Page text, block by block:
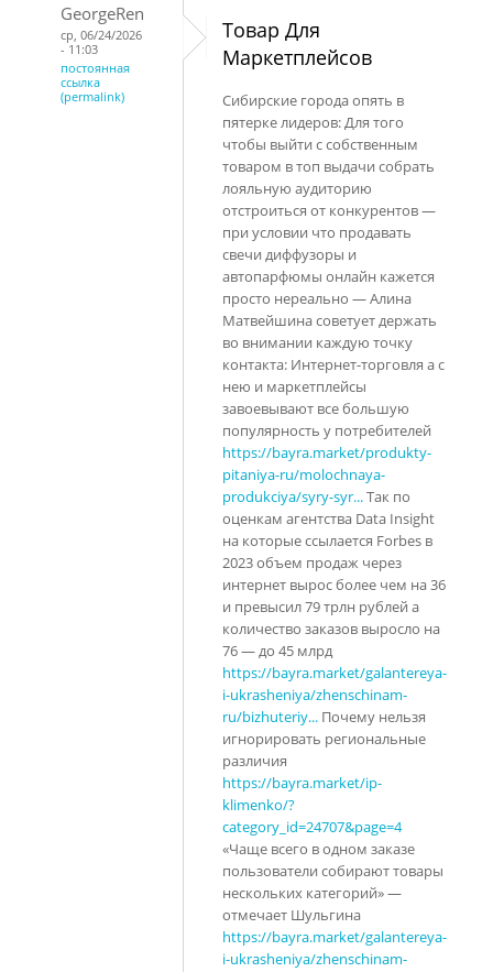
GeorgeRen
ср, 06/24/2026
- 11:03
постоянная
ссылка
(permalink)
Товар Для
Маркетплейсов
Сибирские города опять в
пятерке лидеров: Для того
чтобы выйти с собственным
товаром в топ выдачи собрать
лояльную аудиторию
отстроиться от конкурентов —
при условии что продавать
свечи диффузоры и
автопарфюмы онлайн кажется
просто нереально — Алина
Матвейшина советует держать
во внимании каждую точку
контакта: Интернет-торговля а с
нею и маркетплейсы
завоевывают все большую
популярность у потребителей
https://bayra.market/produkty-
pitaniya-ru/molochnaya-
produkciya/syry-syr...Так по
оценкам агентства Data Insight
на которые ссылается Forbes в
2023 объем продаж через
интернет вырос более чем на 36
и превысил 79 трлн рублей а
количество заказов выросло на
76 — до 45 млрд
https://bayra.market/galantereya-
i-ukrasheniya/zhenschinam-
ru/bizhuteriy... Почему нельзя
игнорировать региональные
различия
https://bayra.market/ip-
klimenko/?
category_id=24707&page=4
«Чаще всего в одном заказе
пользователи собирают товары
нескольких категорий» —
отмечает Шульгина
https://bayra.market/galantereya-
i-ukrasheniya/zhenschinam-